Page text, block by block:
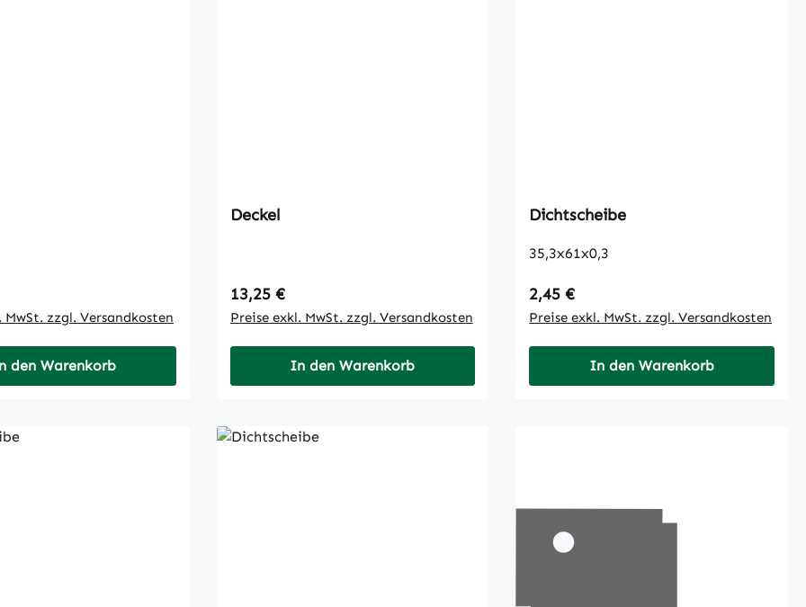
MwSt. zzgl. Versandkosten
den Warenkorb
Deckel
Regulärer Preis:
13,25 €
Preise exkl. MwSt. zzgl. Versandkosten
In den Warenkorb
Dichtscheibe
35,3x61x0,3
Regulärer Preis:
2,45 €
Preise exkl. MwSt. zzgl. Versandkosten
In den Warenkorb